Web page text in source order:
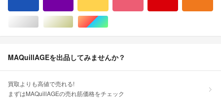
シルバー/銀色系ゴールド/金色系マルチカラー
MAQuillAGEを出品してみませんか？
買取よりも高値で売れる!
まずはMAQuillAGEの売れ筋価格をチェック